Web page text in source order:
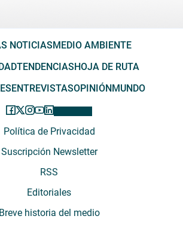
NOTICIAS MEDIO AMBIENTE
TENDENCIAS HOJA DE RUTA
ENTREVISTASOPINIÓN MUNDO
Política de Privacidad
Suscripción Newsletter
RSS
Editoriales
Breve historia del medio